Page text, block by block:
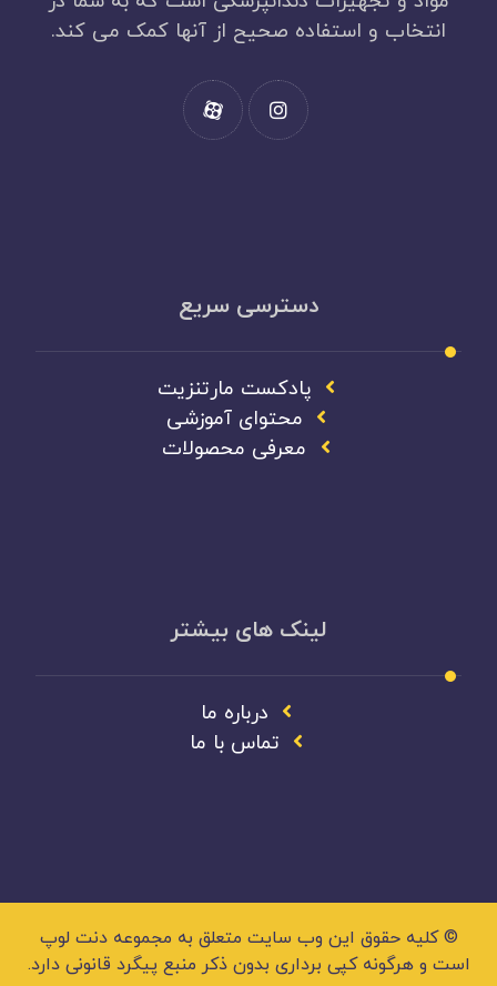
انتخاب و استفاده صحیح از آنها کمک می کند.
دسترسی سریع
پادکست مارتنزیت
محتوای آموزشی
معرفی محصولات
لینک های بیشتر
درباره ما
تماس با ما
© کلیه حقوق این وب سایت متعلق به مجموعه دنت لوپ
است و هرگونه کپی برداری بدون ذکر منبع پیگرد قانونی دارد.